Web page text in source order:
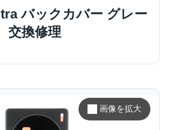
バックカバー グレー
交換修理
画像を拡大